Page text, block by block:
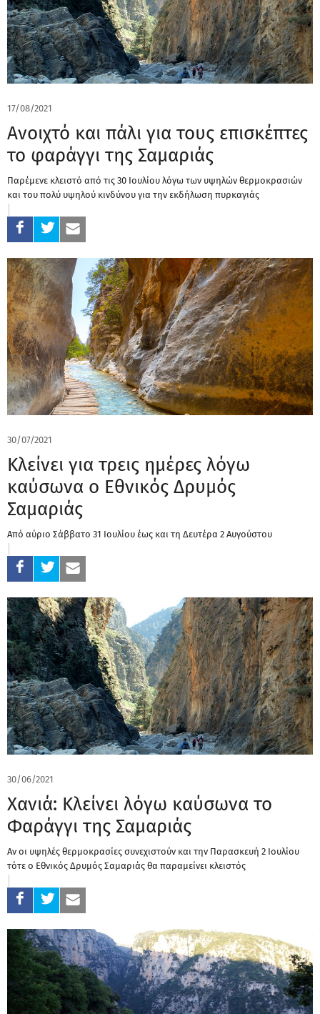
17/08/2021
Ανοιχτό και πάλι για τους επισκέπτες
το φαράγγι της Σαμαριάς
Παρέμενε κλειστό από τις 30 Ιουλίου λόγω των υψηλών θερμοκρασιών
και του πολύ υψηλού κινδύνου για την εκδήλωση πυρκαγιάς
30/07/2021
Κλείνει για τρεις ημέρες λόγω
καύσωνα ο Εθνικός Δρυμός
Σαμαριάς
Από αύριο Σάββατο 31 Ιουλίου έως και τη Δευτέρα 2 Αυγούστου
30/06/2021
Χανιά: Κλείνει λόγω καύσωνα το
Φαράγγι της Σαμαριάς
Αν οι υψηλές θερμοκρασίες συνεχιστούν και την Παρασκευή 2 Ιουλίου
τότε ο Εθνικός Δρυμός Σαμαριάς θα παραμείνει κλειστός